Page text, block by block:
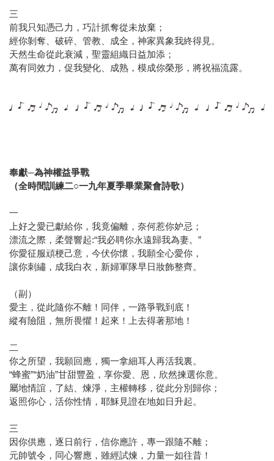
三
前我只知憑己力，巧計抓奪從未放棄；
經你剝奪、破碎、管教、成全，神家異象我終得見。
天然生命從此衰減，聖靈組織日益加添；
萬有同效力，促我變化、成熟，模成你榮形，將祝福流露。
奉獻─為神權益爭戰
（全時間訓練二○一九年夏季畢業聚會詩歌）
一
上好之愛已獻給你，我竟偏離，奈何惹你妒忌；
漂流之際，柔聲響起:“我必聘你永遠歸我為妻。”
你愛征服頑梗己意，今伏你懷，我願全心愛你，
讓你刺繡，成我白衣，新婦軍隊早日妝飾整齊。
（副）
愛主，從此隨你不離！同伴，一路爭戰到底！
縱有險阻，無所畏懼！起來！上去得著那地！
二
你之所望，我願回應，獨一拿細耳人再活我裏。
“蜂蜜”“奶油”甘甜豐盈，享你愛、恩，欣然揀選你意。
屬地情誼，了結、煉淨，主權轉移，從此分別歸你；
返照你心，活你性情，耶穌見證在地如日升起。
三
因你供應，逐日前行，信你應許，專一跟隨不離；
元帥號令，同心響應，雖經試煉，力量一如往昔！